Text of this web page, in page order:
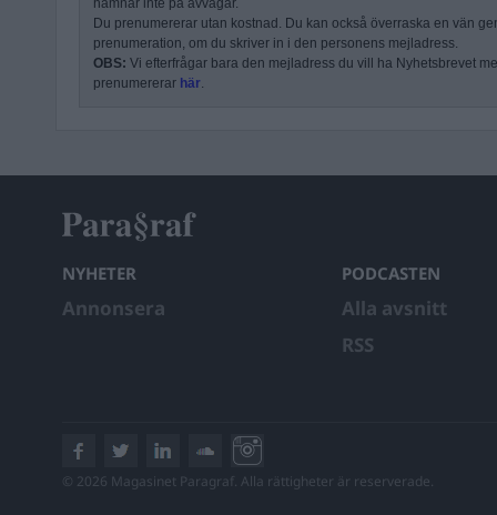
hamnar inte på avvägar.
Du prenumererar utan kostnad. Du kan också överraska en vän
prenumeration, om du skriver in i den personens mejladress.
OBS: Vi efterfrågar bara den mejladress du vill ha Nyhetsbrevet
prenumererar här.
NYHETER
Annonsera
PODCASTEN
Alla avsnitt
RSS
© 2026 Magasinet Paragraf. Alla rättigheter är reserverade.